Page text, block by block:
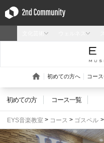
初めての方 コース一覧
EYS音楽教室 コース ゴスペル